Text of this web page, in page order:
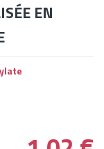
EN